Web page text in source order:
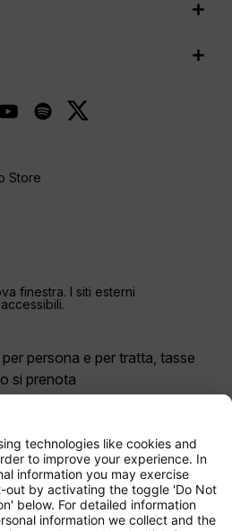
Store
finestra. I siti esterni
persona e per tratta, tasse
si prenota
24 ore e potrebbero non
tariffe indicate per
solitamente Economy Zero,
più limitata. Potrebbero
per ilbagaglioda